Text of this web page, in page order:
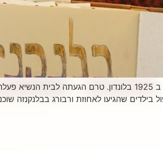
ראומה ויצמן, אשת נשיא המדינה ה-7 עזר ויצמן, נולדה ב